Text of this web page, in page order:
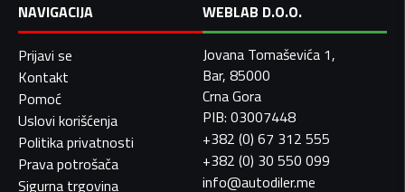
NAVIGACIJA
Prijavi se
Kontakt
Pomoć
Uslovi korišćenja
Politika privatnosti
Prava potrošača
Sigurna trgovina
WEBLAB D.O.O.
Jovana Tomaševića 1,
Bar, 85000
Crna Gora
PIB: 03007448
+382 (0) 67 312 555
+382 (0) 30 550 099
info@autodiler.me